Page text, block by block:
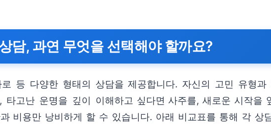
담, 과연 무엇을 선택해야 할까요?
등 다양한 형태의 상담을 제공합니다. 자신의 고민 유형
고난 운명을 깊이 이해하고 싶다면 사주를, 새로운 시작을
비용만 낭비하게 할 수 있습니다. 아래 비교표를 통해 각 상